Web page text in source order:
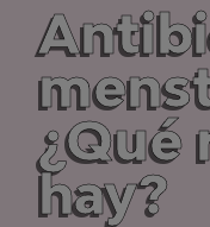
¿Qué
hay?